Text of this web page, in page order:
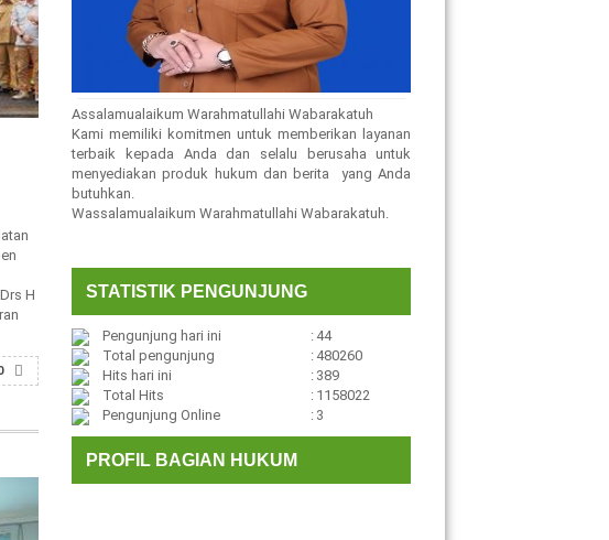
H
Assalamualaikum Warahmatullahi Wabarakatuh
Kami memiliki komitmen untuk memberikan layanan
terbaik kepada Anda dan selalu berusaha untuk
menyediakan produk hukum dan berita yang Anda
butuhkan.
Wassalamualaikum Warahmatullahi Wabarakatuh.
STATISTIK PENGUNJUNG
Pengunjung hari ini : 44
Total pengunjung
: 480260
Hits hari ini
: 389
Total Hits
: 1158022
Pengunjung Online
: 3
PROFIL BAGIAN HUKUM